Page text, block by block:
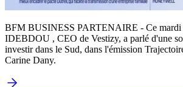
BFM BUSINESS PARTENAIRE - Ce mardi
IDEBDOU , CEO de Vestizy, a parlé d'une
investir dans le Sud, dans l'émission
Carine Dany.